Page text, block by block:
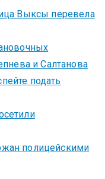
Выксы перевела
и Салтанова
подать
полицейскими